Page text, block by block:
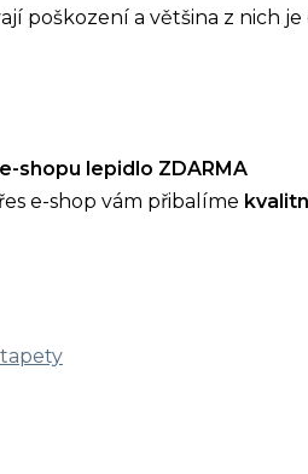
poškození a většina z nich
shopu lepidlo ZDARMA
e-shop vám přibalíme